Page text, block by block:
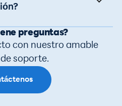
preguntas?
con nuestro amable
soporte.